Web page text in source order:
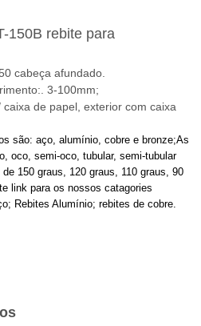
150B rebite para
cabeça afundado.
3-100mm;
caixa de papel , exterior com caixa
são: aço, alumínio, cobre e bronze;As
oco, semi-oco, tubular, semi-tubular
150 graus, 120 graus, 110 graus, 90
link para os nossos catagories
Rebites Alumínio; rebites de cobre.